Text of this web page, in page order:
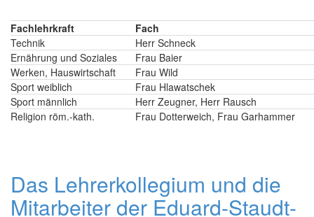
Fachlehrkraft
Fach
Technik
Herr Schneck
Ernährung und Soziales
Frau Baier
Werken, Hauswirtschaft
Frau Wild
Sport weiblich
Frau Hlawatschek
Sport männlich
Herr Zeugner, Herr Rausch
Religion röm.-kath.
Frau Dotterweich, Frau Garhammer
Das Lehrerkollegium und die
Mitarbeiter der Eduard-Staudt-